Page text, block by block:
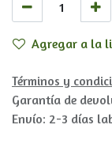
Agregar a la
Términos y
Garantía de
Envío: 2-3 días